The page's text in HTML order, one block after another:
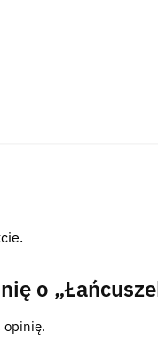
o
opinię.